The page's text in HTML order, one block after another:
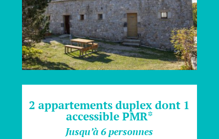
2 appartements duplex dont 1
accessible PMR*
Jusqu’à 6 personnes